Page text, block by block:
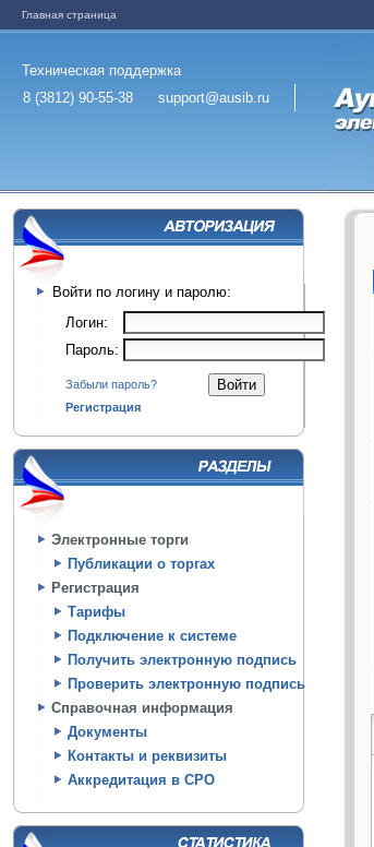
Главная страница
Техническая поддержка
8 (3812) 90-55-38
support@ausib.ru
Войти по логину и паролю:
Логин:
Пароль:
Забыли пароль?
Регистрация
Электронные торги
Публикации о торгах
Регистрация
Тарифы
Подключение к системе
Получить электронную подпись
Проверить электронную подпись
Справочная информация
Документы
Контакты и реквизиты
Аккредитация в СРО